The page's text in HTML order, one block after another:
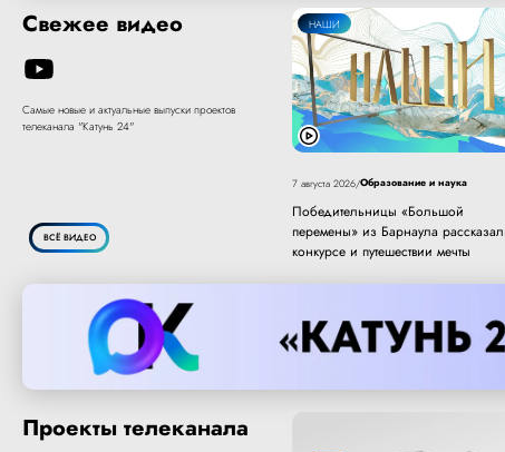
Свежее видео
Самые новые и актуальные выпуски проектов
телеканала "Катунь 24"
ВСЁ ВИДЕО
НАШИ
7 августа 2026/Образование и наука
Победительницы «Большой
перемены» из Барнаула
конкурсе и путешествии мечты
Проекты телеканала